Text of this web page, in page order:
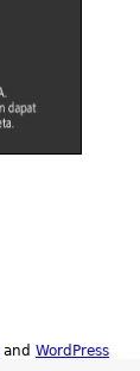
and WordPress